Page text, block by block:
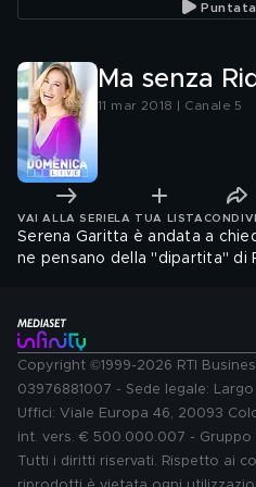
Ma senza
11 mar 2018 | Canale 5
VAI ALLA SERIE LA TUA LISTA
Serena Garitta è andata a
ne pensano della "dipartita" di
Copyright ©1999-2026 RTI
03976881007 - Sede legale:
Uffici: Viale Europa 46, 20093
int. vers. € 500.000.007 - Gruppo
Tutti i diritti riservati. Rispetto ai